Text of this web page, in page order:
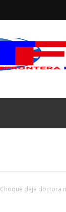
Choque deja doctora